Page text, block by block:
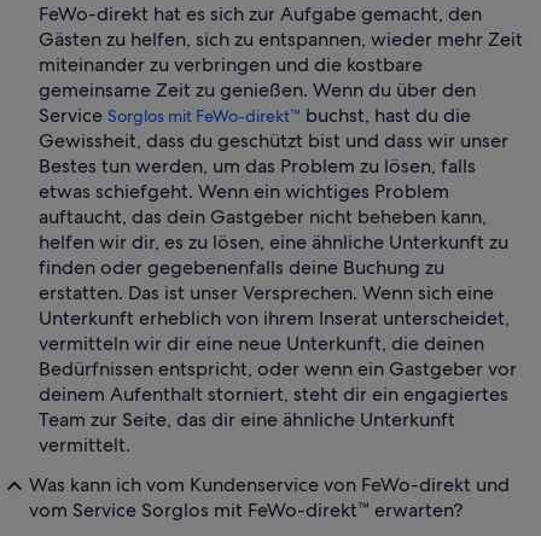
FeWo-direkt hat es sich zur Aufgabe gemacht, den
Gästen zu helfen, sich zu entspannen, wieder mehr Zeit
miteinander zu verbringen und die kostbare
gemeinsame Zeit zu genießen. Wenn du über den
Service Sorglos mit FeWo-direkt™ buchst, hast du die
Gewissheit, dass du geschützt bist und dass wir unser
Bestes tun werden, um das Problem zu lösen, falls
etwas schiefgeht. Wenn ein wichtiges Problem
auftaucht, das dein Gastgeber nicht beheben kann,
helfen wir dir, es zu lösen, eine ähnliche Unterkunft zu
finden oder gegebenenfalls deine Buchung zu
erstatten. Das ist unser Versprechen. Wenn sich eine
Unterkunft erheblich von ihrem Inserat unterscheidet,
vermitteln wir dir eine neue Unterkunft, die deinen
Bedürfnissen entspricht, oder wenn ein Gastgeber vor
deinem Aufenthalt storniert, steht dir ein engagiertes
Team zur Seite, das dir eine ähnliche Unterkunft
vermittelt.
Was kann ich vom Kundenservice von FeWo-direkt und
vom Service Sorglos mit FeWo-direkt™ erwarten?